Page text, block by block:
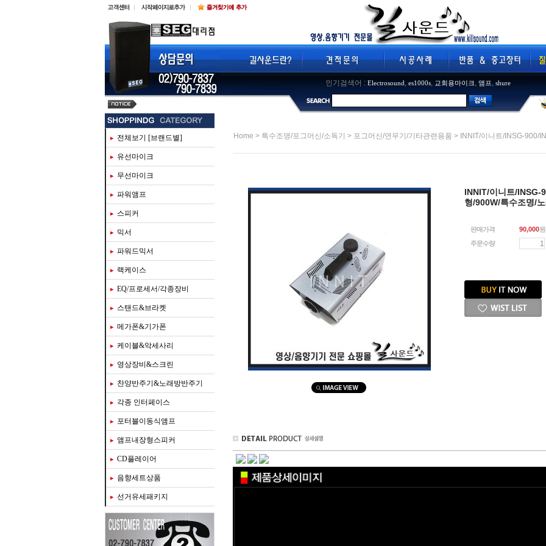
인기검색어 : Electrosound, es1000s, 교회용마이크, 앰프, shure
전체보기 [브랜드별]
유선마이크
무선마이크
파워앰프
스피커
믹서
파워드믹서
랙케이스
EQ/프로세서/각종장비
스탠드&브라켓
메가폰&기가폰
케이블&악세사리
영상장비&스크린
찬양반주기&노래방반주기
각종 인터페이스
포터블이동식앰프
앰프내장형스피커
CD플레이어
음향세트상품
선거유세패키지
Home > 특수조명/포그머신/소독기 > 포그머신/연무기/기타관련용품 > INNIT/이니트/INSG-900/
INNIT/이니트/INSG-
형/900W/특수조명/
판매가격 90,000원
주문수량